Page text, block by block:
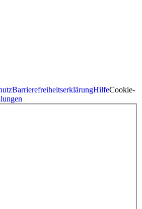
BarrierefreiheitserklärungHilfeCookie-